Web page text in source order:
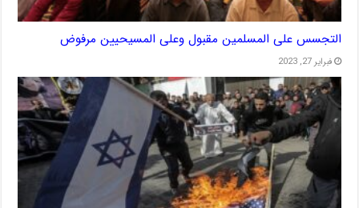
التجسس على المسلمين مقبول وعلى المسيحيين مرفوض
فبراير 27, 2023